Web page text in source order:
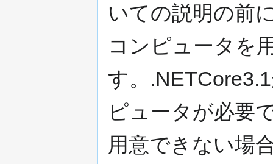
いての説明の前
コンピュータを
す。
ピュータが必要
用意できない場